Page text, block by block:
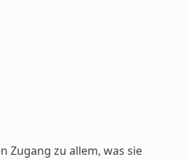
Zugang zu allem, was sie